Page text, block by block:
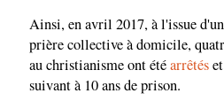
Ainsi, en avril 2017, à l'issue
prière collective à domicile,
au christianisme ont étéarrêtés
suivant à 10 ans de prison.